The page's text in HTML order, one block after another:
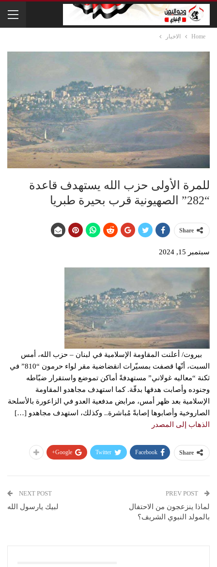
Home الاخبار
للمرة الأولى حزب الله يستهدف قاعدة
“282” الصهيونية قرب بحيرة طبريا
Share
سبتمبر 15, 2024
بيروت/ أعلنت المقاومة الإسلامية في لبنان – حزب الله، أمس
السبت، أنّها قصفت بمسيّرات انقضاضية مقر لواء حرمون “810” في
ثكنة “معاليه غولاني” مستهدفةً أماكن تموضع واستقرار ضبّاطه
وجنوده ‏وأصابت هدفها بدقّة.‏ كما استهدف مجاهدو ‌‏‌‏المقاومة
‏الإسلامية بعد ظهر أمس، مرابض مدفعية ‏العدو في الزاعورة بالأسلحة
الصاروخية وأصابوها إصابةً مُباشرة.‏. وكذلك، استهدف مجاهدو […]
الذهاب إلى المصدر
Share
Facebook
Twitter
Google+
لماذا ينزعجون من الاحتفال
بالمولد النبوي الشريف؟
NEXT POST
لبيك يارسول الله